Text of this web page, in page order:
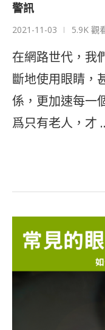
警訊
2021-11-03 5.9K 觀
在網路世代，我
斷地使用眼睛，
係，更加速每一
爲只有老人，才